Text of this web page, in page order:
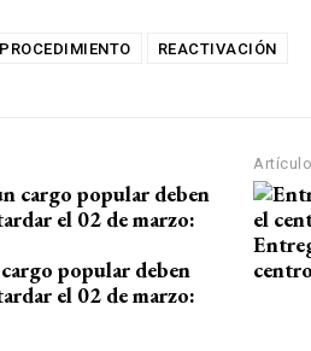
m
REACTIVACIÓN
popular deben
el 02 de marzo: